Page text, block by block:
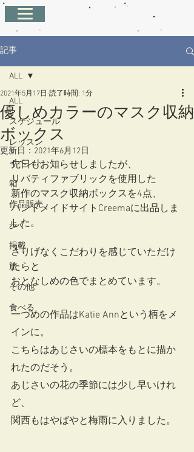
記事
ALL
スケジュール
レッスン
イベント
箱
作品販売
歩く
掲載
旅
その他
食べる
ALL
優しめカラーのマスク収納
ボックス
2021年5月17日 読了時間: 1分
更新日： 2021年6月12日
先日もお知らせしましたが、
リバティファブリックを使用した
新作のマスク収納ボックスを4点、
ハンドメイドサイトCreemaに出品しま
した。
さりげなくこだわりを感じていただけ
たらと
おとなしめの色でまとめています。
一つめの作品はKatie Annという柄をメ
インに。
こちらはあじさいの標本をもとに描か
れたのだそう。
あじさいの花の季節には少し早いけれ
ど、
関西もはやばやと梅雨に入りました。